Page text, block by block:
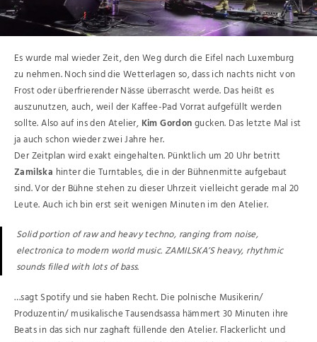
Es wurde mal wieder Zeit, den Weg durch die Eifel nach Luxemburg
zu nehmen. Noch sind die Wetterlagen so, dass ich nachts nicht von
Frost oder überfrierender Nässe überrascht werde. Das heißt es
auszunutzen, auch, weil der Kaffee-Pad Vorrat aufgefüllt werden
sollte. Also auf ins den Atelier, Kim Gordongucken. Das letzte Mal ist
ja auch schon wieder zwei Jahre her.
Der Zeitplan wird exakt eingehalten. Pünktlich um 20 Uhr betritt
Zamilska hinter die Turntables, die in der Bühnenmitte aufgebaut
sind. Vor der Bühne stehen zu dieser Uhrzeit vielleicht gerade mal 20
Leute. Auch ich bin erst seit wenigen Minuten im den Atelier.
Solid portion of raw and heavy techno, ranging from noise,
electronica to modern world music. ZAMILSKA’S heavy, rhythmic
sounds filled with lots of bass.
…sagt Spotify und sie haben Recht. Die polnische Musikerin/
Produzentin/ musikalische Tausendsassa hämmert 30 Minuten ihre
Beats in das sich nur zaghaft füllende den Atelier. Flackerlicht und